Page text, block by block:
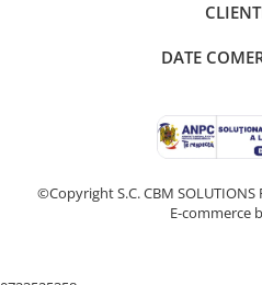
DATE
©Copyright S.C. CBM SOLUTIONS
E-commerce